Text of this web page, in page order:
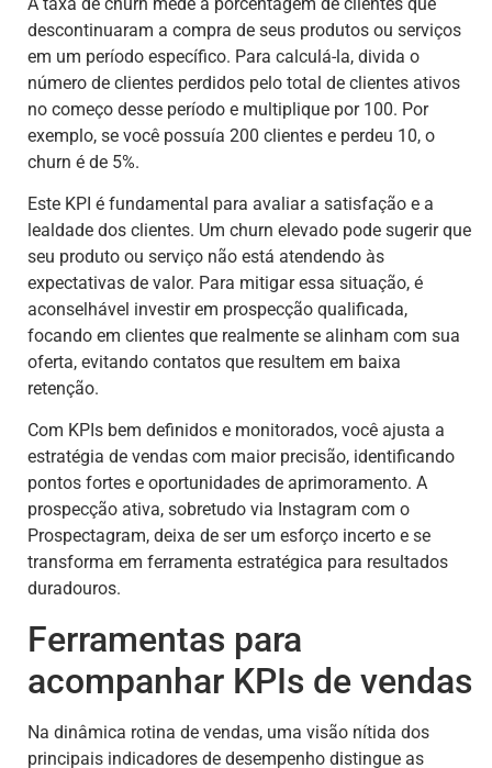
descontinuaram a compra de seus produtos ou serviços
em um período específico. Para calculá-la, divida o
número de clientes perdidos pelo total de clientes ativos
no começo desse período e multiplique por 100. Por
exemplo, se você possuía 200 clientes e perdeu 10, o
churn é de 5%.
Este KPI é fundamental para avaliar a satisfação e a
lealdade dos clientes. Um churn elevado pode sugerir que
seu produto ou serviço não está atendendo às
expectativas de valor. Para mitigar essa situação, é
aconselhável investir em prospecção qualificada,
focando em clientes que realmente se alinham com sua
oferta, evitando contatos que resultem em baixa
retenção.
Com KPIs bem definidos e monitorados, você ajusta a
estratégia de vendas com maior precisão, identificando
pontos fortes e oportunidades de aprimoramento. A
prospecção ativa, sobretudo via Instagram com o
Prospectagram, deixa de ser um esforço incerto e se
transforma em ferramenta estratégica para resultados
duradouros.
Ferramentas para
acompanhar KPIs de vendas
Na dinâmica rotina de vendas, uma visão nítida dos
principais indicadores de desempenho distingue as